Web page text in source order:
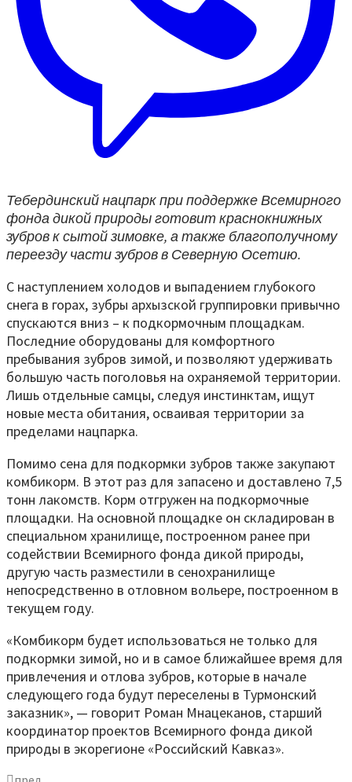
Тебердинский нацпарк при поддержке Всемирного
фонда дикой природы готовит краснокнижных
зубров к сытой зимовке, а также благополучному
переезду части зубров в Северную Осетию.
С наступлением холодов и выпадением глубокого
снега в горах, зубры архызской группировки привычно
спускаются вниз – к подкормочным площадкам.
Последние оборудованы для комфортного
пребывания зубров зимой, и позволяют удерживать
большую часть поголовья на охраняемой территории.
Лишь отдельные самцы, следуя инстинктам, ищут
новые места обитания, осваивая территории за
пределами нацпарка.
Помимо сена для подкормки зубров также закупают
комбикорм. В этот раз для запасено и доставлено 7,5
тонн лакомств. Корм отгружен на подкормочные
площадки. На основной площадке он складирован в
специальном хранилище, построенном ранее при
содействии Всемирного фонда дикой природы,
другую часть разместили в сенохранилище
непосредственно в отловном вольере, построенном в
текущем году.
«Комбикорм будет использоваться не только для
подкормки зимой, но и в самое ближайшее время для
привлечения и отлова зубров, которые в начале
следующего года будут переселены в Турмонский
заказник», — говорит Роман Мнацеканов, старший
координатор проектов Всемирного фонда дикой
природы в экорегионе «Российский Кавказ».